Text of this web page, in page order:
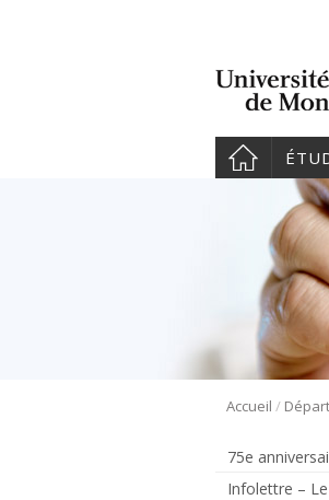
Accueil /
75e
Infolettre –